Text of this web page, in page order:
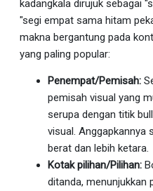
kadangkala dirujuk sebagai
"segi empat sama hitam
makna bergantung pada
yang paling popular:
Penempat/Pemisah:
pemisah visual yang
serupa dengan titik
visual. Anggapkannya
berat dan lebih ketara.
Kotak pilihan/Pilihan:
ditanda, menunjukkan